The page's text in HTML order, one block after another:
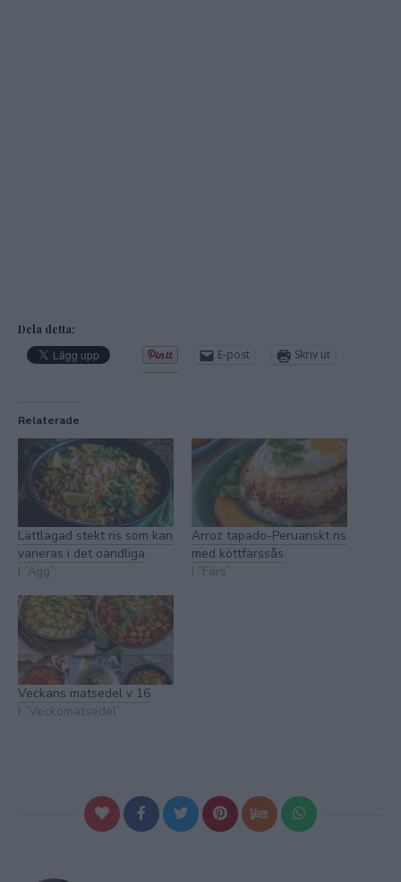
Dela detta:
E-post Skriv ut
Relaterade
Lättlagad stekt ris som kan
varieras i det oändliga
I ”Ägg”
Arroz tapado-Peruanskt ris
med köttfärssås
I ”Färs”
Veckans matsedel v 16
I ”Veckomatsedel”